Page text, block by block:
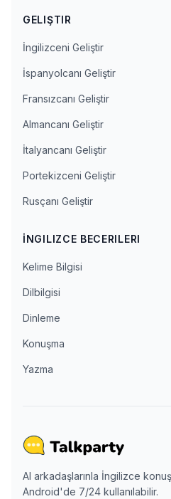
GELIŞTIR
İngilizceni Geliştir
İspanyolcanı Geliştir
Fransızcanı Geliştir
Almancanı Geliştir
İtalyancanı Geliştir
Portekizceni Geliştir
Rusçanı Geliştir
İNGILIZCE BECERILERI
Kelime Bilgisi
Dilbilgisi
Dinleme
Konuşma
Yazma
AI arkadaşlarınla İngilizce
Android'de 7/24 kullanılabilir.